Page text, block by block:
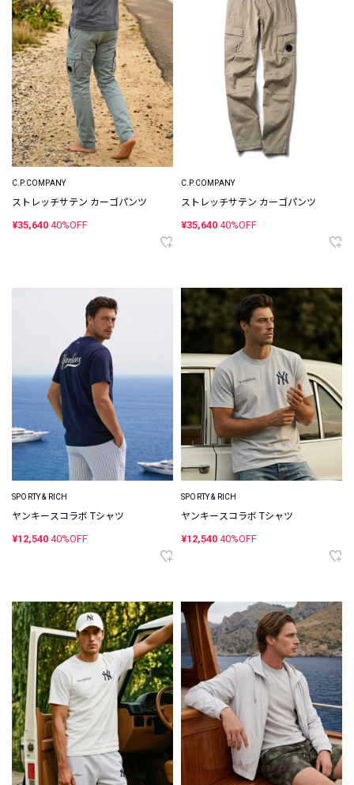
C.P.COMPANY
ストレッチサテン カーゴパンツ
¥35,640 40%OFF
C.P.COMPANY
ストレッチサテン カーゴパンツ
¥35,640 40%OFF
SPORTY & RICH
ヤンキースコラボ Tシャツ
¥12,540 40%OFF
SPORTY & RICH
ヤンキースコラボ Tシャツ
¥12,540 40%OFF